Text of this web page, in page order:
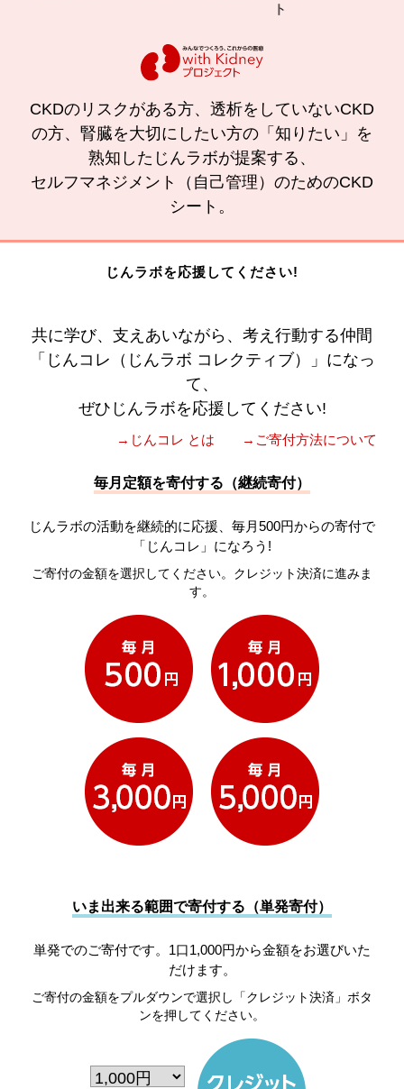
CKDのリスクがある方、透析をしていないCKD
の方、腎臓を大切にしたい方の「知りたい」を
熟知したじんラボが提案する、
セルフマネジメント（自己管理）のためのCKD
シート。
じんラボを応援してください!
共に学び、支えあいながら、考え行動する仲間
「じんコレ（じんラボ コレクティブ）」になっ
て、
ぜひじんラボを応援してください!
→じんコレ とは →ご寄付方法について
毎月定額を寄付する（継続寄付）
じんラボの活動を継続的に応援、毎月500円からの寄付で
「じんコレ」になろう!
ご寄付の金額を選択してください。クレジット決済に進みま
す。
いま出来る範囲で寄付する（単発寄付）
単発でのご寄付です。1口1,000円から金額をお選びいた
だけます。
ご寄付の金額をプルダウンで選択し「クレジット決済」ボタ
ンを押してください。